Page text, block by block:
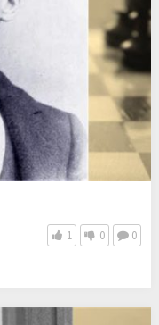
1 0 0